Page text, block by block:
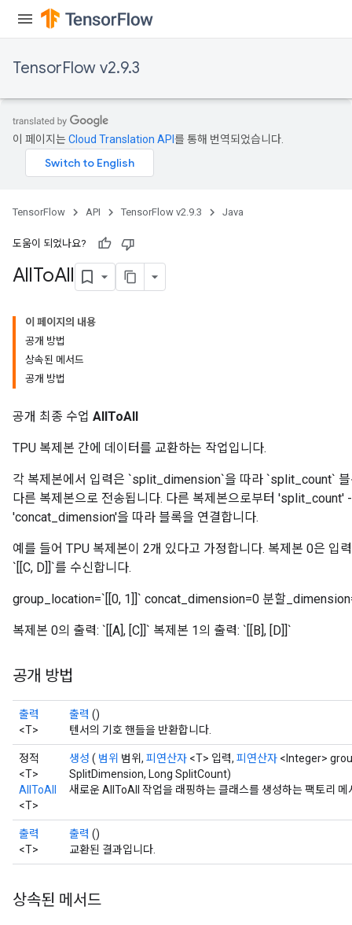
TensorFlow v2.9.3
이 페이지는Cloud Translation API 를 통해 번역되었습니다.
TensorFlow API TensorFlow v2.9.3 Java
도움이 되었나요?
AllToAll
이 페이지의 내용
공개 방법
상속된 메서드
공개 방법
공개 최종 수업 AllToAll
TPU 복제본 간에 데이터를 교환하는 작업입니다.
각 복제본에서 입력은 `split_dimension`을 따라 `split_count`
다른 복제본으로 전송됩니다. 다른 복제본으로부터 'split_count'
'concat_dimension'을 따라 블록을 연결합니다.
예를 들어 TPU 복제본이 2개 있다고 가정합니다. 복제본 0은 입
`[[C, D]]`를 수신합니다.
group_location=`[[0, 1]]` concat_dimension=0 분할
복제본 0의 출력: `[[A], [C]]` 복제본 1의 출력: `[[B], [D]]`
공개 방법
출력
<T>
출력 ()
텐서의 기호 핸들을 반환합니다.
정적
<T>
AllToAll
<T>
생성 ( 범위 범위, 피연산자 <T> 입력, 피연산자 <Integer>
SplitDimension, Long SplitCount)
새로운 AllToAll 작업을 래핑하는 클래스를 생성하는 팩토리 메
출력
<T>
출력 ()
교환된 결과입니다.
상속된 메서드